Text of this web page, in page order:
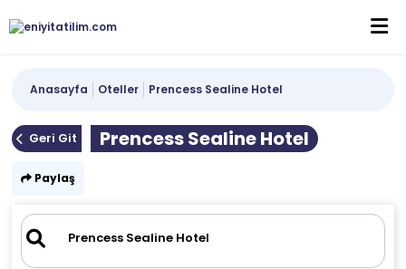
Anasayfa Oteller Prencess Sealine Hotel
Geri Git Prencess Sealine Hotel
Paylaş